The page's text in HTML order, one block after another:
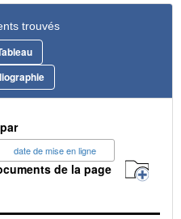
trouvés
date de mise en ligne
de la page